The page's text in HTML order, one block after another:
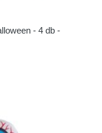
- 4 db -